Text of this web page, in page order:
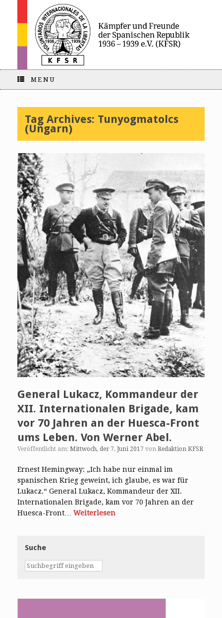
MENU
Tag Archives: Tunyogmatolcs
(Ungarn)
General Lukacz, Kommandeur der
XII. Internationalen Brigade, kam
vor 70 Jahren an der Huesca-Front
ums Leben. Von Werner Abel.
Veröffentlicht am: Mittwoch, der 7. Juni 2017 von Redaktion KFSR
Ernest Hemingway: „Ich habe nur einmal im
spanischen Krieg geweint, ich glaube, es war für
Lukacz.“ General Lukacz, Kommandeur der XII.
Internationalen Brigade, kam vor 70 Jahren an der
Huesca-Front… Weiterlesen
Suche